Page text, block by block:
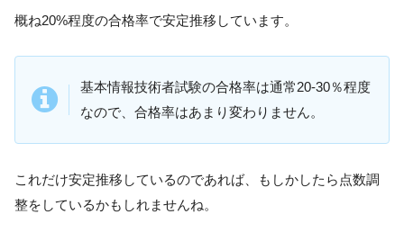
概ね20%程度の合格率で安定推移しています。
基本情報技術者試験の合格率は通常20-30％程度
なので、合格率はあまり変わりません。
これだけ安定推移しているのであれば、もしかしたら点数調
整をしているかもしれませんね。